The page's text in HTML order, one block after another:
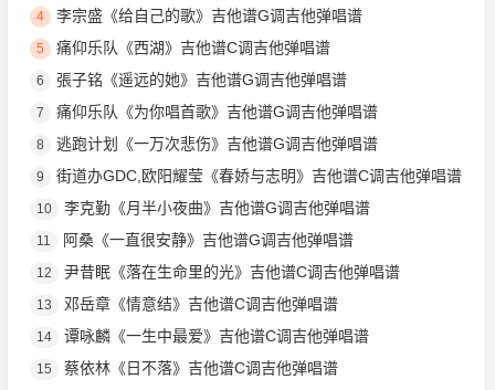
4 李宗盛《给自己的歌》吉他谱G调吉他弹唱谱
5 痛仰乐队《西湖》吉他谱C调吉他弹唱谱
6 張子铭《遥远的她》吉他谱G调吉他弹唱谱
7 痛仰乐队《为你唱首歌》吉他谱G调吉他弹唱谱
8 逃跑计划《一万次悲伤》吉他谱G调吉他弹唱谱
9 街道办GDC,欧阳耀莹《春娇与志明》吉他谱C调吉他弹唱谱
10 李克勤《月半小夜曲》吉他谱G调吉他弹唱谱
11 阿桑《一直很安静》吉他谱G调吉他弹唱谱
12 尹昔眠《落在生命里的光》吉他谱C调吉他弹唱谱
13 邓岳章《情意结》吉他谱C调吉他弹唱谱
14 谭咏麟《一生中最爱》吉他谱C调吉他弹唱谱
15 蔡依林《日不落》吉他谱C调吉他弹唱谱